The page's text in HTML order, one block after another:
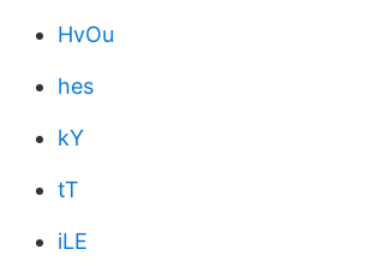
HvOu
hes
kY
tT
iLE